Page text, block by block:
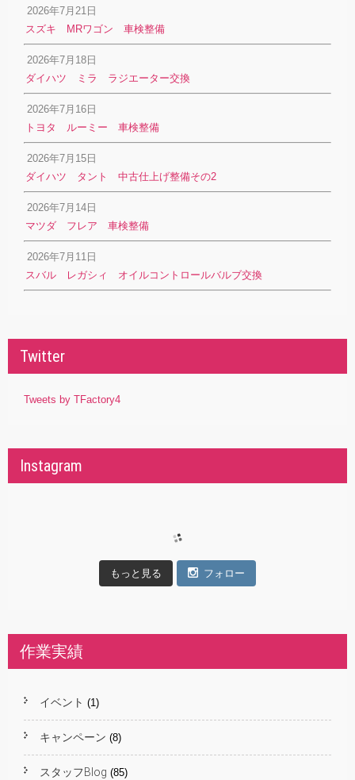
2026年7月21日
スズキ MRワゴン 車検整備
2026年7月18日
ダイハツ ミラ ラジエーター交換
2026年7月16日
トヨタ ルーミー 車検整備
2026年7月15日
ダイハツ タント 中古仕上げ整備その2
2026年7月14日
マツダ フレア 車検整備
2026年7月11日
スバル レガシィ オイルコントロールバルブ交換
Twitter
Tweets by TFactory4
Instagram
もっと見る フォロー
作業実績
イベント (1)
キャンペーン (8)
スタッフBlog (85)